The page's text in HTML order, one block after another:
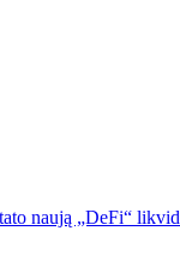
naują „DeFi“